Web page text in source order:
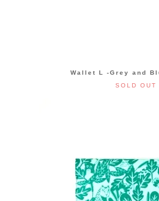
Wallet L -Grey and
SOLD OUT